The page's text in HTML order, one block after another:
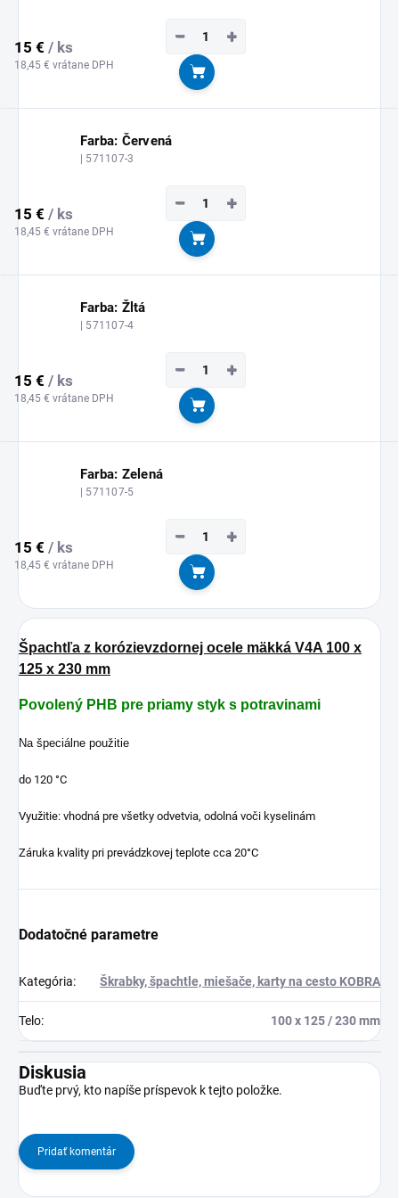
15 € / ks
18,45 € vrátane DPH
+
−
Do košíka
Farba: Červená
| 571107-3
15 € / ks
18,45 € vrátane DPH
+
−
Do košíka
Farba: Žltá
| 571107-4
15 € / ks
18,45 € vrátane DPH
+
−
Do košíka
Farba: Zelená
| 571107-5
15 € / ks
18,45 € vrátane DPH
+
−
Do košíka
Špachtľa z korózievzdornej ocele mäkká V4A 100 x
125 x 230 mm
Povolený PHB pre priamy styk s potravinami
Na špeciálne použitie
do 120 °C
Využitie: vhodná pre všetky odvetvia, odolná voči kyselinám
Záruka kvality pri prevádzkovej teplote cca 20°C
Dodatočné parametre
Kategória: Škrabky, špachtle, miešače, karty na cesto KOBRA
Telo: 100 x 125 / 230 mm
Diskusia
Buďte prvý, kto napíše príspevok k tejto položke.
Pridať komentár